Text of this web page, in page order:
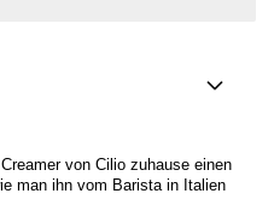
von Cilio zuhause einen
man ihn vom Barista in Italien